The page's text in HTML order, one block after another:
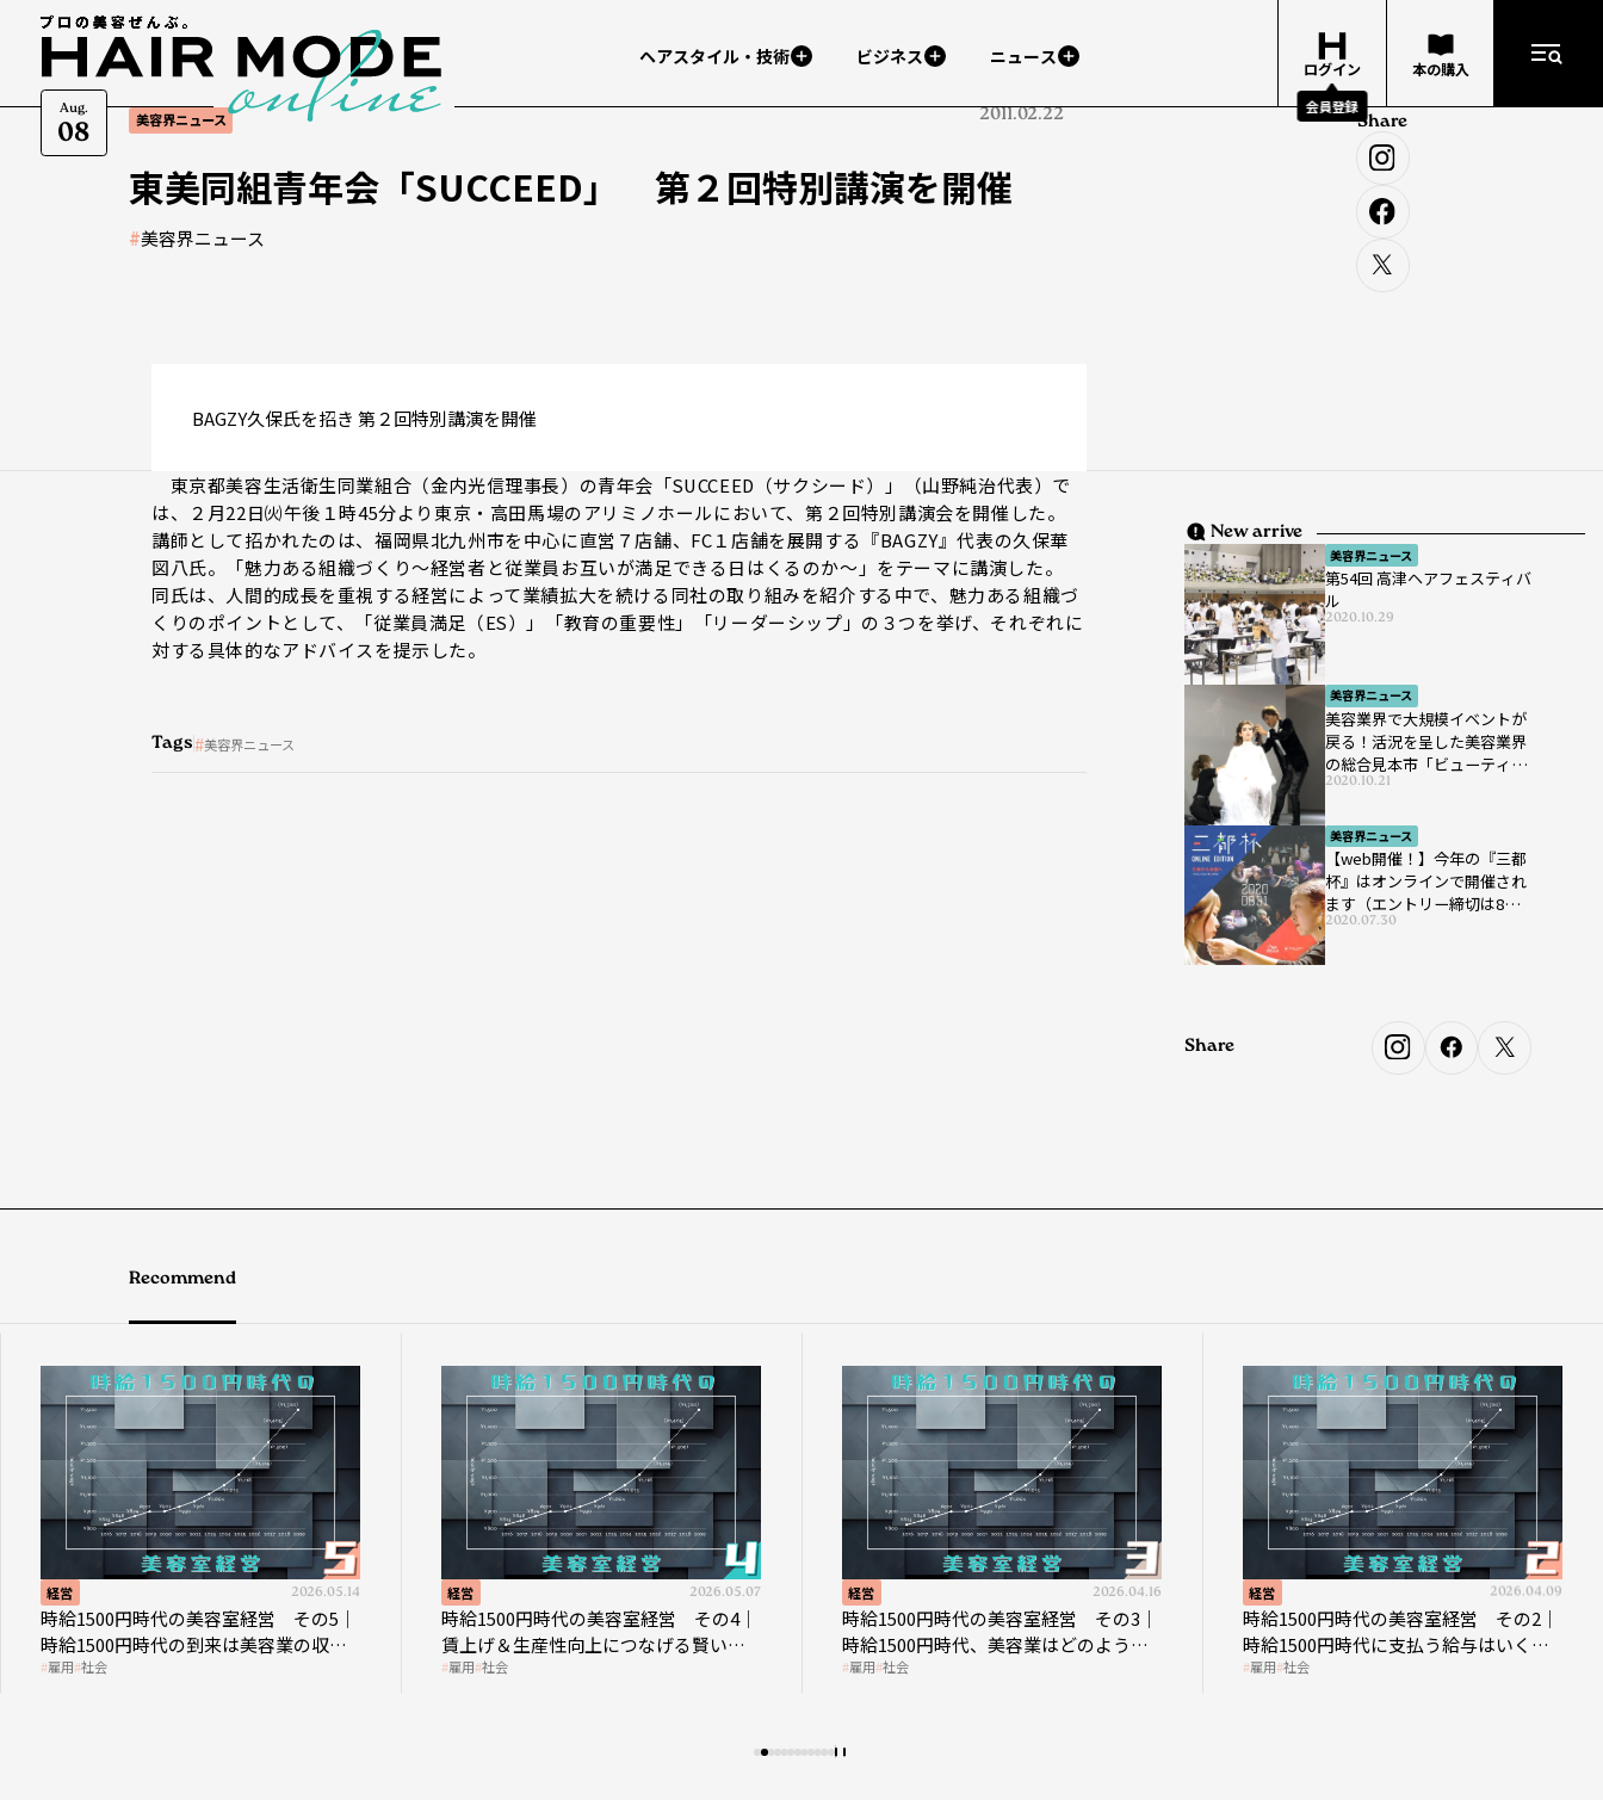
Aug.
08
ヘアスタイル・技術 ビジネス ニュース
ログイン
会員登録
本の購入
美容界ニュース 2011.02.22
東美同組青年会「SUCCEED」 第２回特別講演を開催
#美容界ニュース
Share
BAGZY久保氏を招き 第２回特別講演を開催
東京都美容生活衛生同業組合（金内光信理事長）の青年会「SUCCEED（サクシード）」（山野純治代表）で
は、２月22日㈫午後１時45分より東京・高田馬場のアリミノホールにおいて、第２回特別講演会を開催した。
講師として招かれたのは、福岡県北九州市を中心に直営７店舗、FC１店舗を展開する『BAGZY』代表の久保華
図八氏。「魅力ある組織づくり〜経営者と従業員お互いが満足できる日はくるのか〜」をテーマに講演した。
同氏は、人間的成長を重視する経営によって業績拡大を続ける同社の取り組みを紹介する中で、魅力ある組織づ
くりのポイントとして、「従業員満足（ES）」「教育の重要性」「リーダーシップ」の３つを挙げ、それぞれに
対する具体的なアドバイスを提示した。
Tags 美容界ニュース
New arrive
美容界ニュース
第54回 高津ヘアフェスティバ
ル
2020.10.29
美容界ニュース
美容業界で大規模イベントが
戻る！活況を呈した美容業界
の総合見本市「ビューティー
ワールド ジャパン ウエス
ト」が開催
2020.10.21
美容界ニュース
【web開催！】今年の『三都
杯』はオンラインで開催され
ます（エントリー締切は8月7
日まで）
2020.07.30
Share
Recommend
経営 2026.05.14
時給1500円時代の美容室経営 その5｜
時給1500円時代の到来は美容業の収益
構造を見直す契機
雇用 社会
経営 2026.05.07
時給1500円時代の美容室経営 その4｜
賃上げ＆生産性向上につなげる賢い助
成金活用
雇用 社会
経営 2026.04.16
時給1500円時代の美容室経営 その3｜
時給1500円時代、美容業はどのような
影響を受けるのか？
雇用 社会
経営 2026.04.09
時給1500円時代の美容室経営 その2｜
時給1500円時代に支払う給与はいくら
なのか
雇用 社会